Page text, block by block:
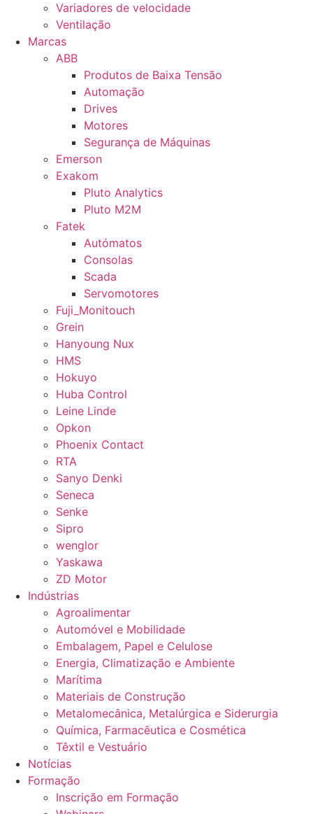
Variadores de velocidade
Ventilação
Marcas
ABB
Produtos de Baixa Tensão
Automação
Drives
Motores
Segurança de Máquinas
Emerson
Exakom
Pluto Analytics
Pluto M2M
Fatek
Autómatos
Consolas
Scada
Servomotores
Fuji_Monitouch
Grein
Hanyoung Nux
HMS
Hokuyo
Huba Control
Leine Linde
Opkon
Phoenix Contact
RTA
Sanyo Denki
Seneca
Senke
Sipro
wenglor
Yaskawa
ZD Motor
Indústrias
Agroalimentar
Automóvel e Mobilidade
Embalagem, Papel e Celulose
Energia, Climatização e Ambiente
Marítima
Materiais de Construção
Metalomecânica, Metalúrgica e Siderurgia
Química, Farmacêutica e Cosmética
Têxtil e Vestuário
Notícias
Formação
Inscrição em Formação